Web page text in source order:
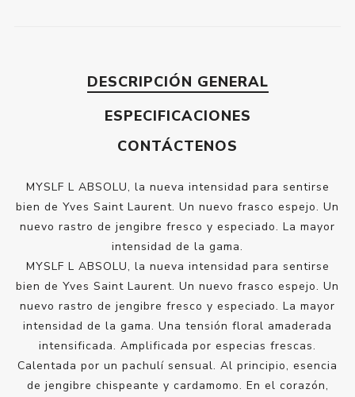
DESCRIPCIÓN GENERAL
ESPECIFICACIONES
CONTÁCTENOS
MYSLF L ABSOLU, la nueva intensidad para sentirse
bien de Yves Saint Laurent. Un nuevo frasco espejo. Un
nuevo rastro de jengibre fresco y especiado. La mayor
intensidad de la gama.
MYSLF L ABSOLU, la nueva intensidad para sentirse
bien de Yves Saint Laurent. Un nuevo frasco espejo. Un
nuevo rastro de jengibre fresco y especiado. La mayor
intensidad de la gama. Una tensión floral amaderada
intensificada. Amplificada por especias frescas.
Calentada por un pachulí sensual. Al principio, esencia
de jengibre chispeante y cardamomo. En el corazón,